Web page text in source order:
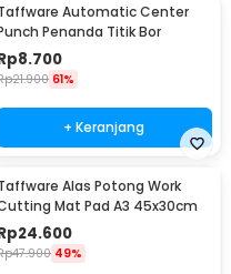
Automatic Center
Penanda Titik Bor
8.700
21.900 61%
+ Keranjang
Alas Potong Work
Mat Pad A3 45x30cm
24.600
47.900 49%